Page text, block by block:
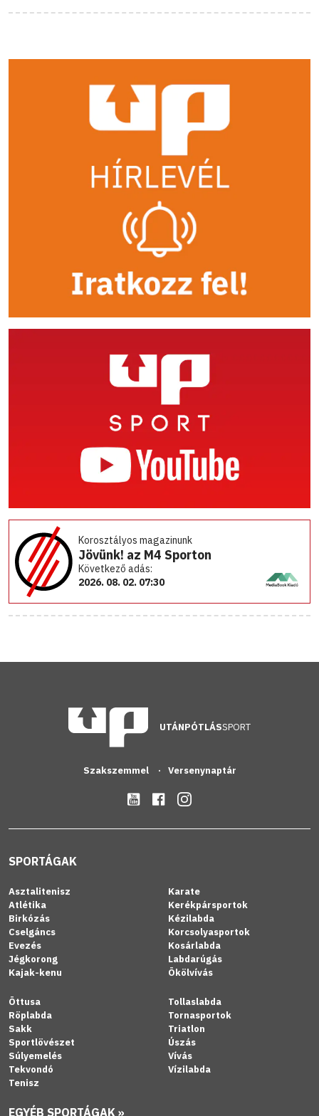
Korosztályos magazinunk
Jövünk! az M4 Sporton
Következő adás:
2026. 08. 02. 07:30
UTÁNPÓTLÁSSPORT
Szakszemmel Versenynaptár
SPORTÁGAK
Asztalitenisz
Atlétika
Birkózás
Cselgáncs
Evezés
Jégkorong
Kajak-kenu
Karate
Kerékpársportok
Kézilabda
Korcsolyasportok
Kosárlabda
Labdarúgás
Ökölvívás
Öttusa
Röplabda
Sakk
Sportlövészet
Súlyemelés
Tekvondó
Tenisz
Tollaslabda
Tornasportok
Triatlon
Úszás
Vívás
Vízilabda
EGYÉB SPORTÁGAK »